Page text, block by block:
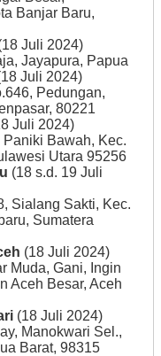
Banjar Baru,
Juli 2024)
Jayapura, Papua
Juli 2024)
Pedungan,
80221
Juli 2024)
Paniki Bawah, Kec.
Utara 95256
(18 s.d. 19 Juli
Sialang Sakti, Kec.
Sumatera
(18 Juli 2024)
Muda, Gani, Ingin
Aceh Besar, Aceh
(18 Juli 2024)
Manokwari Sel.,
Barat, 98315